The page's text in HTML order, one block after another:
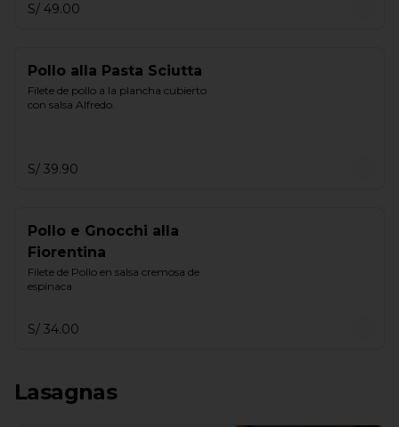
S/ 49.00
Pollo alla Pasta Sciutta
Filete de pollo a la plancha cubierto
con salsa Alfredo.
S/ 39.90
Pollo e Gnocchi alla
Fiorentina
Filete de Pollo en salsa cremosa de
espinaca
S/ 34.00
Lasagnas